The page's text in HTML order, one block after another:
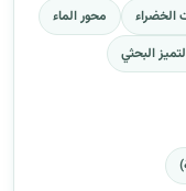
الخضراء
محور الماء
البحثي